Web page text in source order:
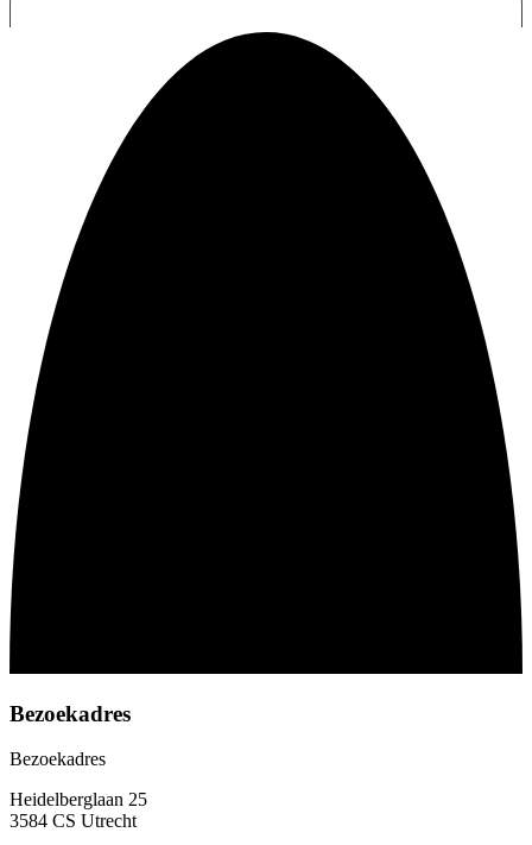
Bezoekadres
Bezoekadres
Heidelberglaan 25
3584 CS Utrecht